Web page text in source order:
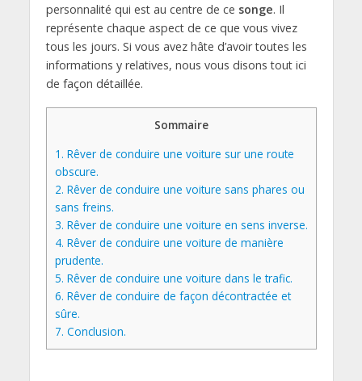
personnalité qui est au centre de ce songe. Il
représente chaque aspect de ce que vous vivez
tous les jours. Si vous avez hâte d’avoir toutes les
informations y relatives, nous vous disons tout ici
de façon détaillée.
Sommaire
1. Rêver de conduire une voiture sur une route
obscure.
2. Rêver de conduire une voiture sans phares ou
sans freins.
3. Rêver de conduire une voiture en sens inverse.
4. Rêver de conduire une voiture de manière
prudente.
5. Rêver de conduire une voiture dans le trafic.
6. Rêver de conduire de façon décontractée et
sûre.
7. Conclusion.